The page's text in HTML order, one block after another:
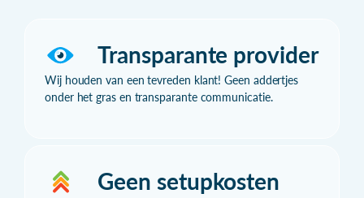
Transparante provider
Wij houden van een tevreden klant! Geen addertjes
onder het gras en transparante communicatie.
Geen setupkosten